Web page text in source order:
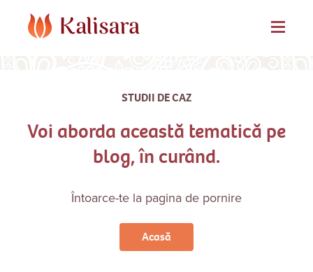
STUDII DE CAZ
Voi aborda această tematică pe
blog, în curând.
Întoarce-te la pagina de pornire
Acasă